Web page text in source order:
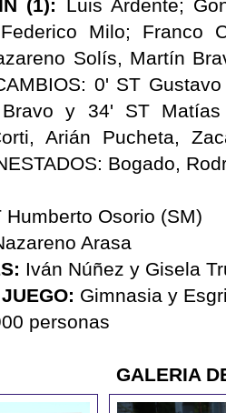
(1):
Luis Ardente;
Milo; Franco
Solís, Martín
0' ST
y 34' ST Matías
Arián Pucheta,
Bogado,
Humberto Osorio (SM)
Arasa
Iván Núñez y Gisela
Gimnasia y
personas
GALERIA